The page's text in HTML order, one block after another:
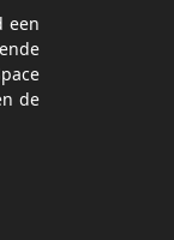
een
de